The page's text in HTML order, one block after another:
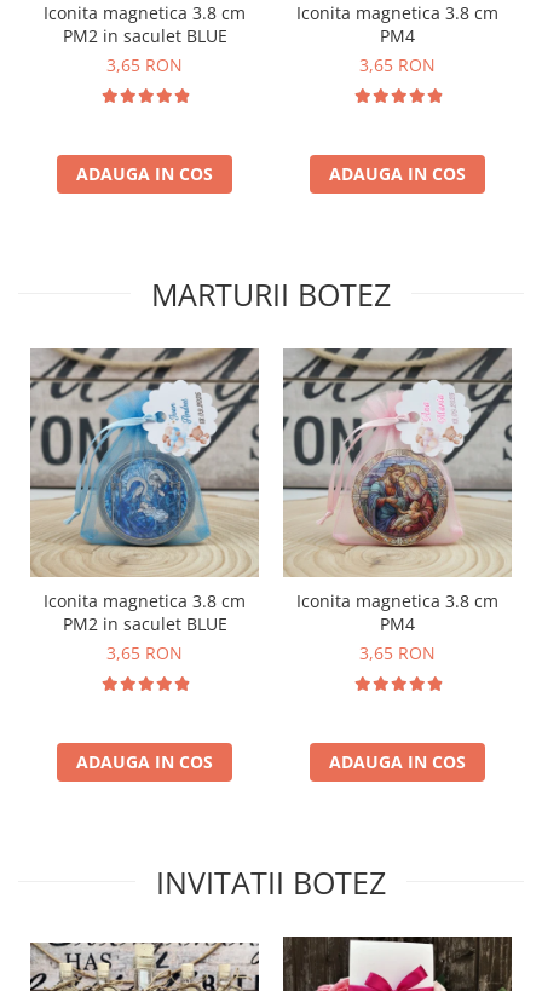
Iconita magnetica 3.8 cm
PM2 in saculet BLUE
3,65 RON
ADAUGA IN COS
Iconita magnetica 3.8 cm
PM4
3,65 RON
ADAUGA IN COS
MARTURII BOTEZ
Iconita magnetica 3.8 cm
PM2 in saculet BLUE
3,65 RON
ADAUGA IN COS
Iconita magnetica 3.8 cm
PM4
3,65 RON
ADAUGA IN COS
INVITATII BOTEZ